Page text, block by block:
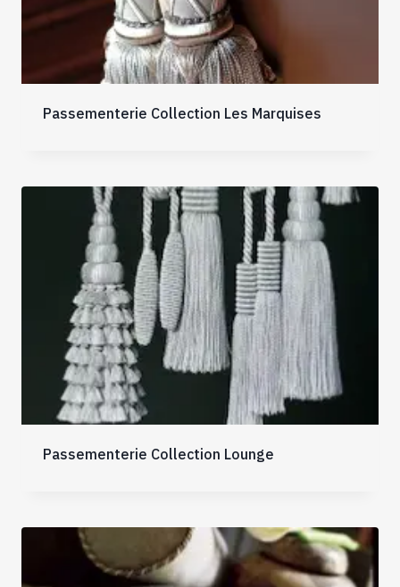
Passementerie Collection Les Marquises
Passementerie Collection Lounge